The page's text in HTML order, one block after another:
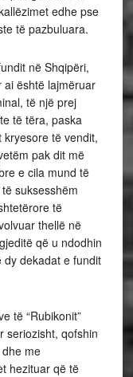
edhe pse
të pazbuluara.
në Shqipëri,
ai është lajmëruar
të një prej
të tëra, paska
të vendit,
pak dit më
e cila mund të
suksesshëm
të
thellë në
që u ndodhin
dekadat e fundit
të “Rubikonit”
seriozisht, qofshin
me
hezituar që të